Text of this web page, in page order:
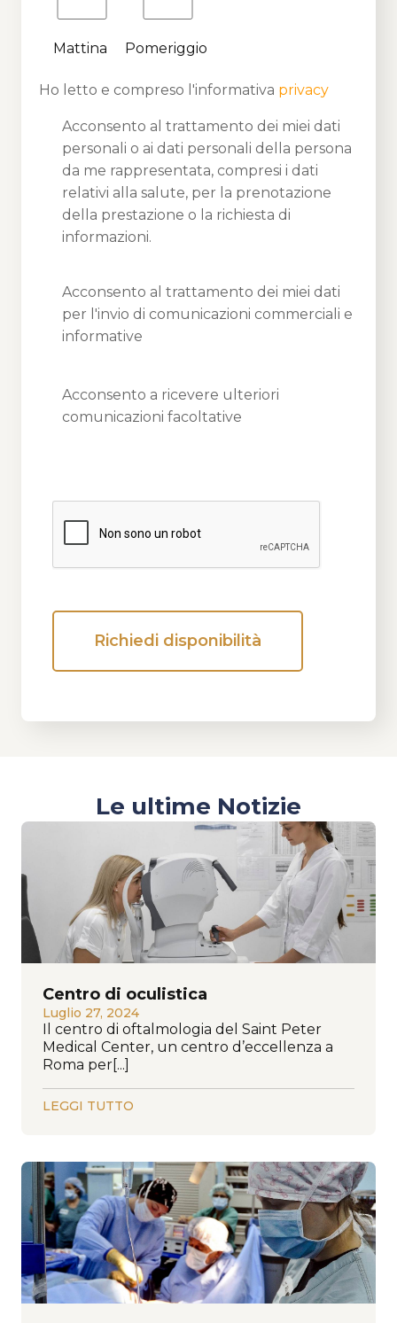
Mattina Pomeriggio
Ho letto e compreso l'informativa privacy
Acconsento al trattamento dei miei dati
personali o ai dati personali della persona
da me rappresentata, compresi i dati
relativi alla salute, per la prenotazione
della prestazione o la richiesta di
informazioni.
Acconsento al trattamento dei miei dati
per l'invio di comunicazioni commerciali e
informative
Acconsento a ricevere ulteriori
comunicazioni facoltative
Richiedi disponibilità
Le ultime Notizie
Centro di oculistica
Luglio 27, 2024
Il centro di oftalmologia del Saint Peter
Medical Center, un centro d’eccellenza a
Roma per[...]
LEGGI TUTTO